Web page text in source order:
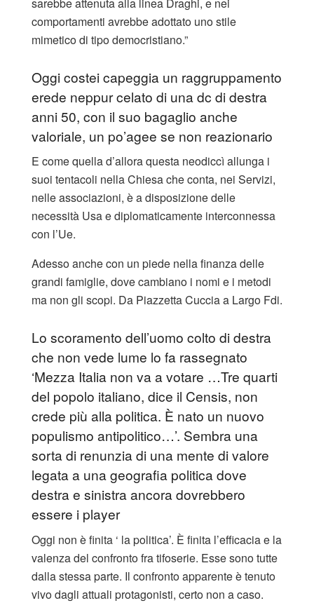
sarebbe attenuta alla linea Draghi, e nei
comportamenti avrebbe adottato uno stile
mimetico di tipo democristiano.”
Oggi costei capeggia un raggruppamento
erede neppur celato di una dc di destra
anni 50, con il suo bagaglio anche
valoriale, un po’agee se non reazionario
E come quella d’allora questa neodiccì allunga i
suoi tentacoli nella Chiesa che conta, nei Servizi,
nelle associazioni, è a disposizione delle
necessità Usa e diplomaticamente interconnessa
con l’Ue.
Adesso anche con un piede nella finanza delle
grandi famiglie, dove cambiano i nomi e i metodi
ma non gli scopi. Da Piazzetta Cuccia a Largo Fdi.
Lo scoramento dell’uomo colto di destra
che non vede lume lo fa rassegnato
‘Mezza Italia non va a votare …Tre quarti
del popolo italiano, dice il Censis, non
crede più alla politica. È nato un nuovo
populismo antipolitico…’. Sembra una
sorta di renunzia di una mente di valore
legata a una geografia politica dove
destra e sinistra ancora dovrebbero
essere i player
Oggi non è finita ‘ la politica’. È finita l’efficacia e la
valenza del confronto fra tifoserie. Esse sono tutte
dalla stessa parte. Il confronto apparente è tenuto
vivo dagli attuali protagonisti, certo non a caso.